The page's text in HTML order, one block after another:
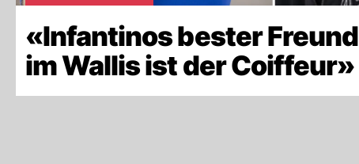
«Infantinos bester Freund
im Wallis ist der Coiffeur»